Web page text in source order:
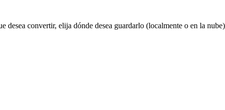
desea convertir, elija dónde desea guardarlo (localmente o en la